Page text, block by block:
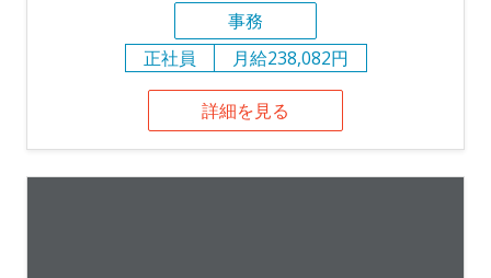
事務
正社員
月給238,082円
詳細を見る